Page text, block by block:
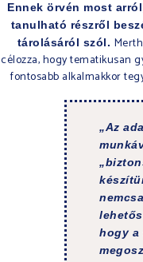
Ennek örvén most
tanulható részről
tárolásáról szól.
célozza, hogy tematikusan
fontosabb alkalmakkor
„Az
hogy a